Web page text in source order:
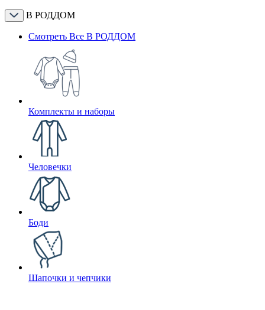
В РОДДОМ
Смотреть Все В РОДДОМ
Комплекты и наборы
Человечки
Боди
Шапочки и чепчики